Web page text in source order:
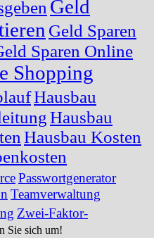
Geld
Geld Sparen
Sparen Online
Shopping
Hausbau
Hausbau
Hausbau Kosten
Passwortgenerator
Teamverwaltung
Zwei-Faktor-
Sie sich um!